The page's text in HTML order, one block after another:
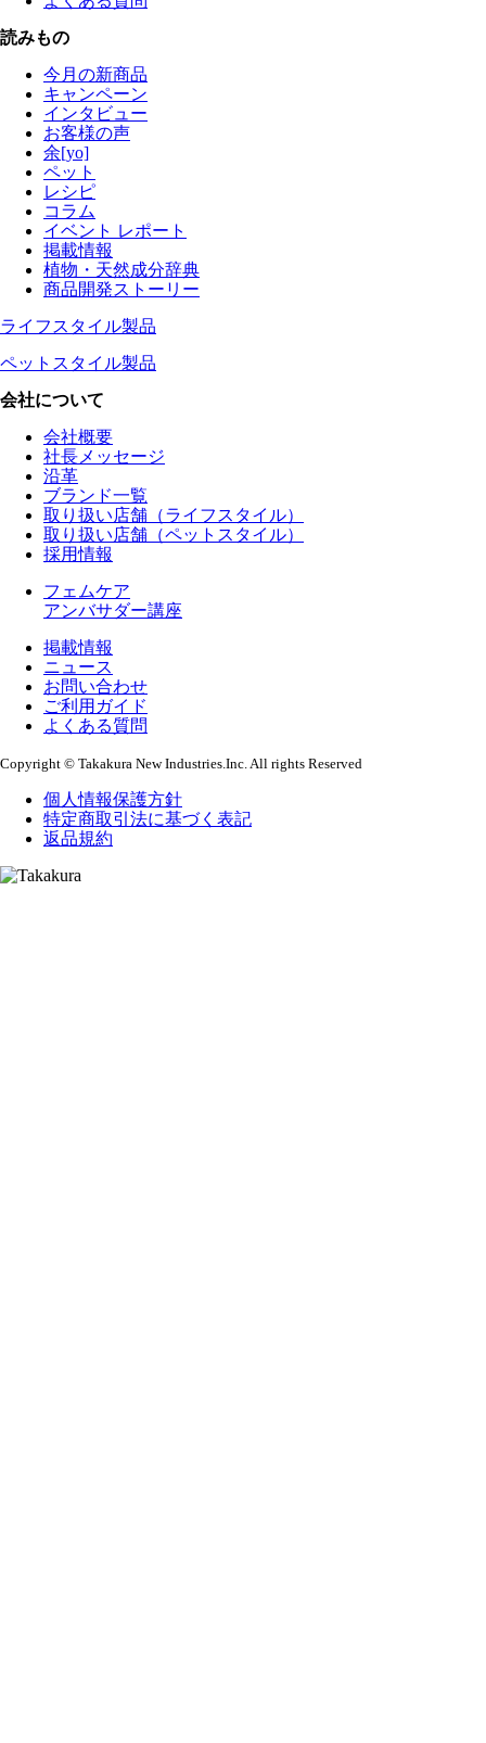
読みもの
今月の新商品
キャンペーン
インタビュー
お客様の声
余[yo]
ペット
レシピ
コラム
イベント レポート
掲載情報
植物・天然成分辞典
商品開発ストーリー
ライフスタイル製品
ペットスタイル製品
会社について
会社概要
社長メッセージ
沿革
ブランド一覧
取り扱い店舗（ライフスタイル）
取り扱い店舗（ペットスタイル）
採用情報
フェムケア
アンバサダー講座
掲載情報
ニュース
お問い合わせ
ご利用ガイド
よくある質問
Copyright © Takakura New Industries.Inc. All rights Reserved
個人情報保護方針
特定商取引法に基づく表記
返品規約